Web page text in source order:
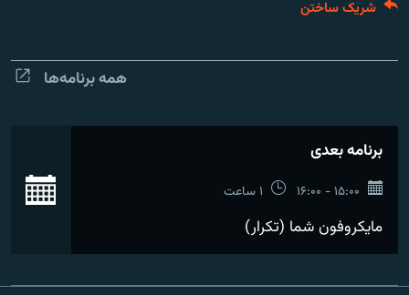
تماس
صفحه پشتو
به ما بپیوندید
همۀ سایت‌های رادیو آزادی/ رادیو اروپای آزاد
شریک ساختن
همه برنامه‌ها
برنامه بعدی
۱۵:۰۰ - ۱۶:۰۰ ۱ ساعت
مایکروفون شما (تکرار)